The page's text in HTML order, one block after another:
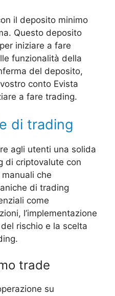
il deposito minimo
Questo deposito
iniziare a fare
funzionalità della
del deposito,
conto Evista
a fare trading.
di trading
agli utenti una solida
di criptovalute con
che
di trading
come
l’implementazione
rischio e la scelta
trade
su